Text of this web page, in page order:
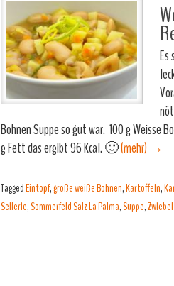
Es
Bohnen Suppe so gut war. 100 g Weisse
g Fett das ergibt 96 Kcal. 🙂(mehr) →
TaggedEintopf,große weiße Bohnen,Kartoffeln,
Sellerie,Sommerfeld Salz La Palma,Suppe,Zwiebel